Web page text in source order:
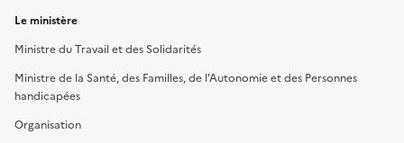
Le ministère
Ministre du Travail et des Solidarités
Ministre de la Santé, des Familles, de l'Autonomie et des Personnes
handicapées
Organisation